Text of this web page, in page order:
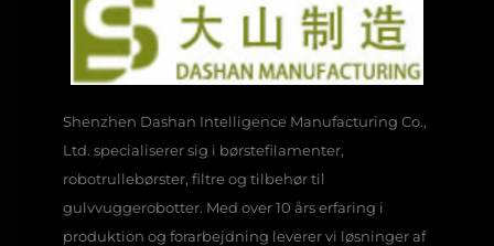
Shenzhen Dashan Intelligence Manufacturing Co.,
Ltd. specialiserer sig i børstefilamenter,
robotrullebørster, filtre og tilbehør til
gulvvuggerobotter. Med over 10 års erfaring i
produktion og forarbejdning leverer vi løsninger af